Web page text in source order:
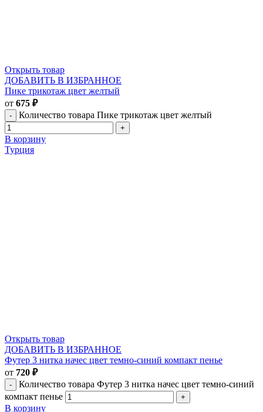
Открыть товар
ДОБАВИТЬ В ИЗБРАННОЕ
Пике трикотаж цвет желтый
от 675 ₽
Количество товара Пике трикотаж цвет желтый
В корзину
Турция
Открыть товар
ДОБАВИТЬ В ИЗБРАННОЕ
Футер 3 нитка начес цвет темно-синий компакт пенье
от 720 ₽
Количество товара Футер 3 нитка начес цвет темно-синий
компакт пенье
В корзину